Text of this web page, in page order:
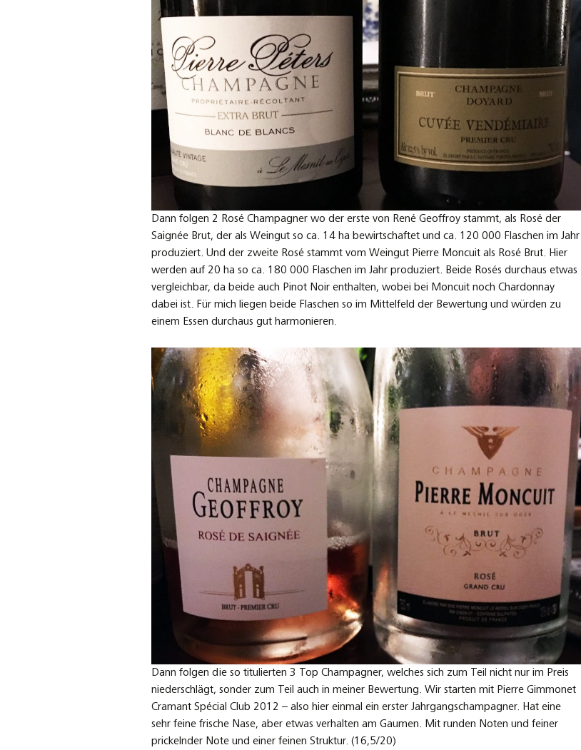
Dann folgen 2 Rosé Champagner wo der erste von René Geoffroy stammt, als Rosé der
Saignée Brut, der als Weingut so ca. 14 ha bewirtschaftet und ca. 120 000 Flaschen im Jahr
produziert. Und der zweite Rosé stammt vom Weingut Pierre Moncuit als Rosé Brut. Hier
werden auf 20 ha so ca. 180 000 Flaschen im Jahr produziert. Beide Rosés durchaus etwas
vergleichbar, da beide auch Pinot Noir enthalten, wobei bei Moncuit noch Chardonnay
dabei ist. Für mich liegen beide Flaschen so im Mittelfeld der Bewertung und würden zu
einem Essen durchaus gut harmonieren.
Dann folgen die so titulierten 3 Top Champagner, welches sich zum Teil nicht nur im Preis
niederschlägt, sonder zum Teil auch in meiner Bewertung. Wir starten mit Pierre Gimmonet
Cramant Spécial Club 2012 – also hier einmal ein erster Jahrgangschampagner. Hat eine
sehr feine frische Nase, aber etwas verhalten am Gaumen. Mit runden Noten und feiner
prickelnder Note und einer feinen Struktur. (16,5/20)